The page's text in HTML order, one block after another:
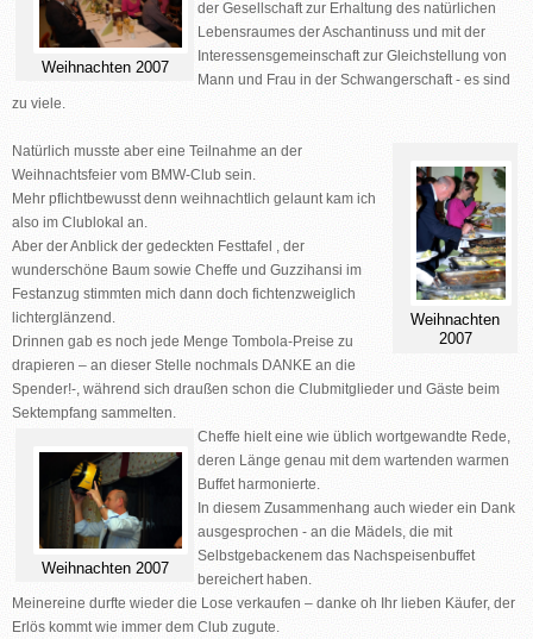
Weihnachten 2007
der Gesellschaft zur Erhaltung des natürlichen
Lebensraumes der Aschantinuss und mit der
Interessensgemeinschaft zur Gleichstellung von
Mann und Frau in der Schwangerschaft - es sind
zu viele.
Weihnachten
2007
Natürlich musste aber eine Teilnahme an der
Weihnachtsfeier vom BMW-Club sein.
Mehr pflichtbewusst denn weihnachtlich gelaunt kam ich
also im Clublokal an.
Aber der Anblick der gedeckten Festtafel , der
wunderschöne Baum sowie Cheffe und Guzzihansi im
Festanzug stimmten mich dann doch fichtenzweiglich
lichterglänzend.
Drinnen gab es noch jede Menge Tombola-Preise zu
drapieren – an dieser Stelle nochmals DANKE an die
Spender!-, während sich draußen schon die Clubmitglieder und Gäste beim
Sektempfang sammelten.
Weihnachten 2007
Cheffe hielt eine wie üblich wortgewandte Rede,
deren Länge genau mit dem wartenden warmen
Buffet harmonierte.
In diesem Zusammenhang auch wieder ein Dank
ausgesprochen - an die Mädels, die mit
Selbstgebackenem das Nachspeisenbuffet
bereichert haben.
Meinereine durfte wieder die Lose verkaufen – danke oh Ihr lieben Käufer, der
Erlös kommt wie immer dem Club zugute.